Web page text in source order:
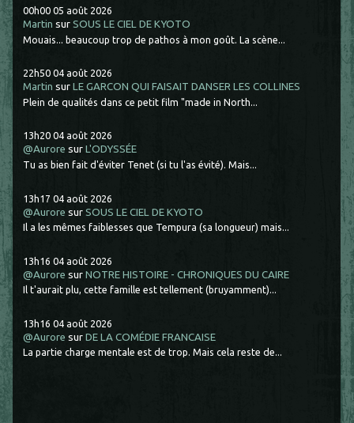
00h00 05 août 2026
Martin surSOUS LE CIEL DE KYOTO
Mouais... beaucoup trop de pathos à mon goût. La scène...
22h50 04 août 2026
Martin surLE GARCON QUI FAISAIT DANSER LES COLLINES
Plein de qualités dans ce petit film "made in North...
13h20 04 août 2026
@Aurore surL'ODYSSÉE
Tu as bien fait d'éviter Tenet (si tu l'as évité). Mais...
13h17 04 août 2026
@Aurore surSOUS LE CIEL DE KYOTO
Il a les mêmes faiblesses que Tempura (sa longueur) mais...
13h16 04 août 2026
@Aurore surNOTRE HISTOIRE - CHRONIQUES DU CAIRE
Il t'aurait plu, cette famille est tellement (bruyamment)...
13h16 04 août 2026
@Aurore surDE LA COMÉDIE FRANCAISE
La partie charge mentale est de trop. Mais cela reste de...